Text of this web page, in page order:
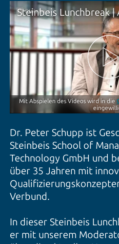
Mit Abspielen des Videos wird in die
Dr. Peter Schupp ist
Steinbeis School of
Technology GmbH und
über 35 Jahren mit
Verbund.
In dieser Steinbeis
er mit unserem